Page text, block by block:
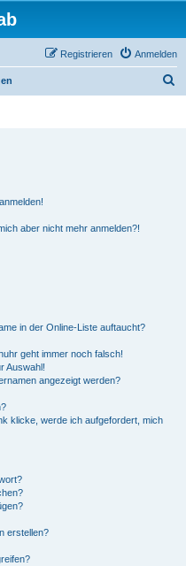
Anmelden
Registrieren
aber nicht mehr anmelden?!
in der Online-Liste auftaucht?
geht immer noch falsch!
Auswahl!
angezeigt werden?
klicke, werde ich aufgefordert, mich
erstellen?